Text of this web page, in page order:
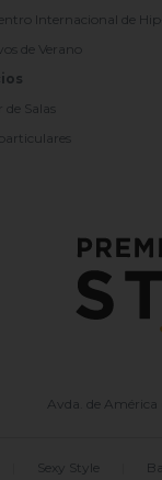
Internacional de
de Verano
de Salas
Avda. de América
Sexy Style